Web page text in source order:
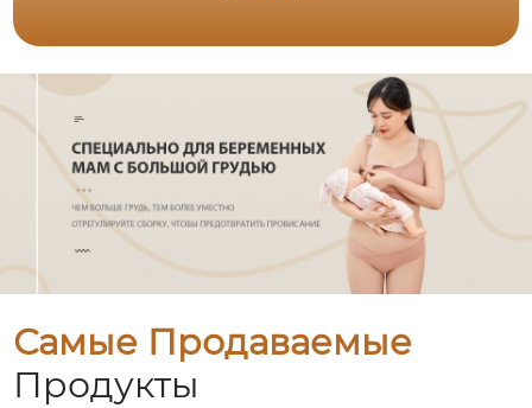
Самые Продаваемые
Продукты